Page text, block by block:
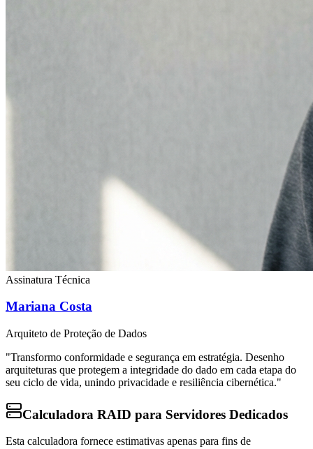
Assinatura Técnica
Mariana Costa
Arquiteto de Proteção de Dados
"Transformo conformidade e segurança em estratégia. Desenho
arquiteturas que protegem a integridade do dado em cada etapa do
seu ciclo de vida, unindo privacidade e resiliência cibernética."
Calculadora RAID para Servidores Dedicados
Esta calculadora fornece estimativas apenas para fins de